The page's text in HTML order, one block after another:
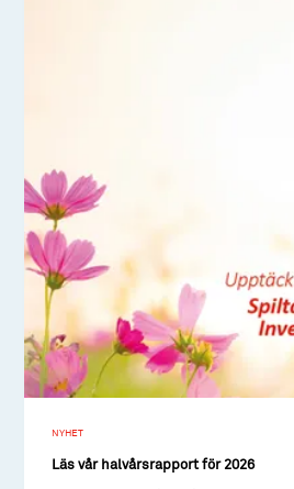
NYHET
Läs vår halvårsrapport för 2026